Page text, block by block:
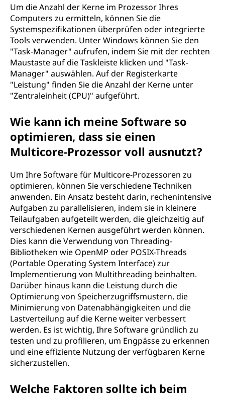
Um die Anzahl der Kerne im Prozessor Ihres
Computers zu ermitteln, können Sie die
Systemspezifikationen überprüfen oder integrierte
Tools verwenden. Unter Windows können Sie den
"Task-Manager" aufrufen, indem Sie mit der rechten
Maustaste auf die Taskleiste klicken und "Task-
Manager" auswählen. Auf der Registerkarte
"Leistung" finden Sie die Anzahl der Kerne unter
"Zentraleinheit (CPU)" aufgeführt.
Wie kann ich meine Software so
optimieren, dass sie einen
Multicore-Prozessor voll ausnutzt?
Um Ihre Software für Multicore-Prozessoren zu
optimieren, können Sie verschiedene Techniken
anwenden. Ein Ansatz besteht darin, rechenintensive
Aufgaben zu parallelisieren, indem sie in kleinere
Teilaufgaben aufgeteilt werden, die gleichzeitig auf
verschiedenen Kernen ausgeführt werden können.
Dies kann die Verwendung von Threading-
Bibliotheken wie OpenMP oder POSIX-Threads
(Portable Operating System Interface) zur
Implementierung von Multithreading beinhalten.
Darüber hinaus kann die Leistung durch die
Optimierung von Speicherzugriffsmustern, die
Minimierung von Datenabhängigkeiten und die
Lastverteilung auf die Kerne weiter verbessert
werden. Es ist wichtig, Ihre Software gründlich zu
testen und zu profilieren, um Engpässe zu erkennen
und eine effiziente Nutzung der verfügbaren Kerne
sicherzustellen.
Welche Faktoren sollte ich beim